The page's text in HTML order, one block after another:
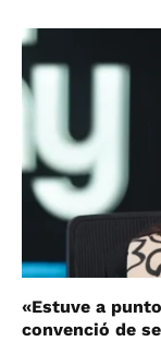
«Estuve a
convenció de